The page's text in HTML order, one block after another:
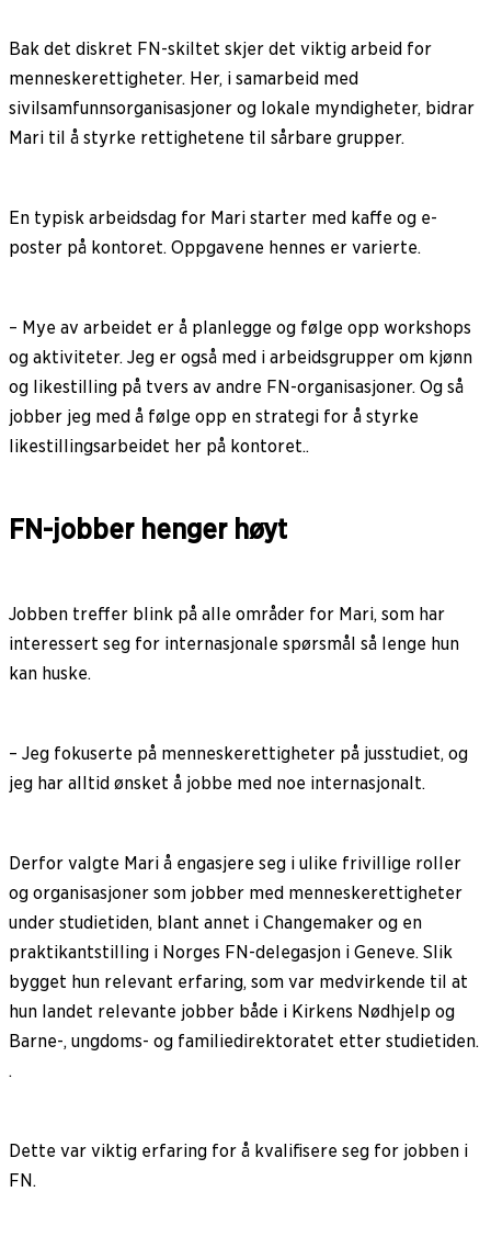
Bak det diskret FN-skiltet skjer det viktig arbeid for
menneskerettigheter. Her, i samarbeid med
sivilsamfunnsorganisasjoner og lokale myndigheter, bidrar
Mari til å styrke rettighetene til sårbare grupper.
En typisk arbeidsdag for Mari starter med kaffe og e-
poster på kontoret. Oppgavene hennes er varierte.
– Mye av arbeidet er å planlegge og følge opp workshops
og aktiviteter. Jeg er også med i arbeidsgrupper om kjønn
og likestilling på tvers av andre FN-organisasjoner. Og så
jobber jeg med å følge opp en strategi for å styrke
likestillingsarbeidet her på kontoret..
FN-jobber henger høyt
Jobben treffer blink på alle områder for Mari, som har
interessert seg for internasjonale spørsmål så lenge hun
kan huske.
– Jeg fokuserte på menneskerettigheter på jusstudiet, og
jeg har alltid ønsket å jobbe med noe internasjonalt.
Derfor valgte Mari å engasjere seg i ulike frivillige roller
og organisasjoner som jobber med menneskerettigheter
under studietiden, blant annet i Changemaker og en
praktikantstilling i Norges FN-delegasjon i Geneve. Slik
bygget hun relevant erfaring, som var medvirkende til at
hun landet relevante jobber både i Kirkens Nødhjelp og
Barne-, ungdoms- og familiedirektoratet etter studietiden.
.
Dette var viktig erfaring for å kvalifisere seg for jobben i
FN.